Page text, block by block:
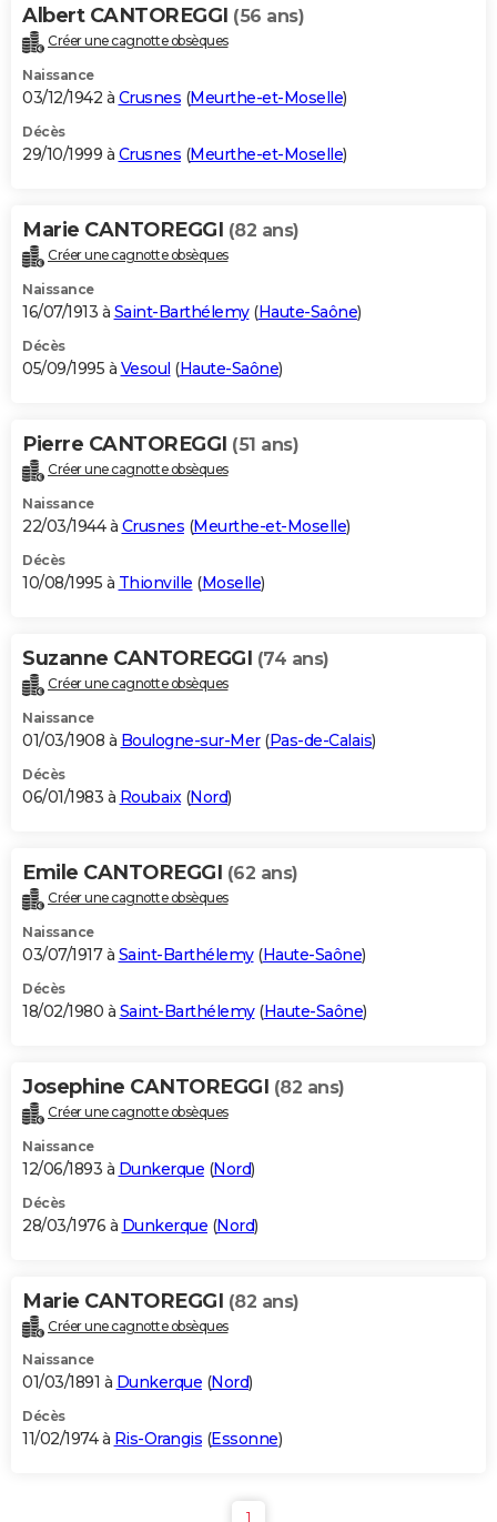
Albert CANTOREGGI (56 ans)
Créer une cagnotte obsèques
Naissance
03/12/1942 à Crusnes (Meurthe-et-Moselle)
Décès
29/10/1999 à Crusnes (Meurthe-et-Moselle)
Marie CANTOREGGI (82 ans)
Créer une cagnotte obsèques
Naissance
16/07/1913 à Saint-Barthélemy(Haute-Saône)
Décès
05/09/1995 à Vesoul (Haute-Saône)
Pierre CANTOREGGI (51 ans)
Créer une cagnotte obsèques
Naissance
22/03/1944 à Crusnes (Meurthe-et-Moselle)
Décès
10/08/1995 à Thionville (Moselle)
Suzanne CANTOREGGI (74 ans)
Créer une cagnotte obsèques
Naissance
01/03/1908 à Boulogne-sur-Mer(Pas-de-Calais)
Décès
06/01/1983 à Roubaix(Nord)
Emile CANTOREGGI (62 ans)
Créer une cagnotte obsèques
Naissance
03/07/1917 à Saint-Barthélemy(Haute-Saône)
Décès
18/02/1980 à Saint-Barthélemy(Haute-Saône)
Josephine CANTOREGGI (82 ans)
Créer une cagnotte obsèques
Naissance
12/06/1893 à Dunkerque (Nord)
Décès
28/03/1976 à Dunkerque (Nord)
Marie CANTOREGGI (82 ans)
Créer une cagnotte obsèques
Naissance
01/03/1891 à Dunkerque (Nord)
Décès
11/02/1974 à Ris-Orangis (Essonne)
1